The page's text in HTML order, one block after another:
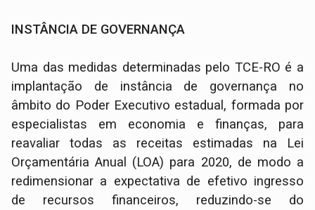
INSTÂNCIA DE GOVERNANÇA
Uma das medidas determinadas pelo TCE-RO é a
implantação de instância de governança no
âmbito do Poder Executivo estadual, formada por
especialistas em economia e finanças, para
reavaliar todas as receitas estimadas na Lei
Orçamentária Anual (LOA) para 2020, de modo a
redimensionar a expectativa de efetivo ingresso
de recursos financeiros, reduzindo-se do